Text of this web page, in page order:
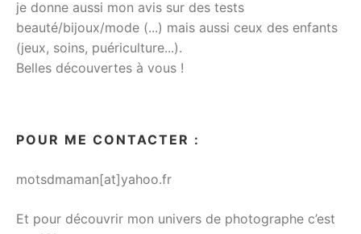
je donne aussi mon avis sur des tests
beauté/bijoux/mode (...) mais aussi ceux des enfants
(jeux, soins, puériculture...).
Belles découvertes à vous !
POUR ME CONTACTER :
motsdmaman[at]yahoo.fr
Et pour découvrir mon univers de photographe c’est